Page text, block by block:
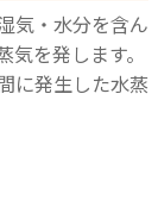
気・水分を含ん
を発します。
に発生した水蒸